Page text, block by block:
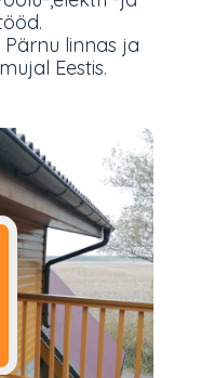
linnas ja
Eestis.